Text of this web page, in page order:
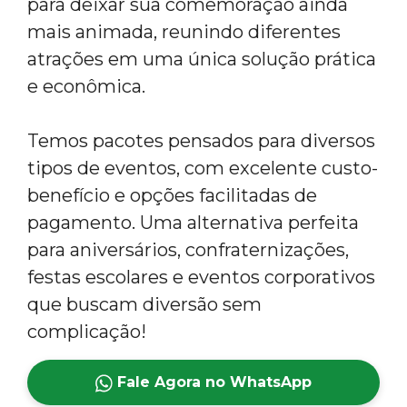
para deixar sua comemoração ainda
mais animada, reunindo diferentes
atrações em uma única solução prática
e econômica.
Temos pacotes pensados para diversos
tipos de eventos, com excelente custo-
benefício e opções facilitadas de
pagamento. Uma alternativa perfeita
para aniversários, confraternizações,
festas escolares e eventos corporativos
que buscam diversão sem
complicação!
Fale Agora no WhatsApp